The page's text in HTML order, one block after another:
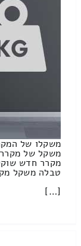
משקלו של
משקל של מקרר
מקרר חדש
טבלה משקל
[…]